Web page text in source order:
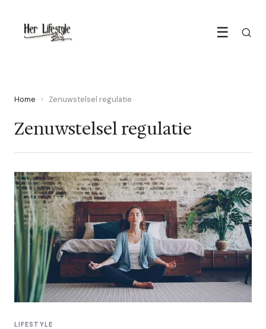
☰
Home › Zenuwstelsel regulatie
Zenuwstelsel regulatie
LIFESTYLE